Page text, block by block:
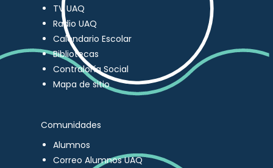
TV UAQ
Radio UAQ
Calendario Escolar
Bibliotecas
Contraloría Social
Mapa de sitio
Comunidades
Alumnos
Correo Alumnos UAQ